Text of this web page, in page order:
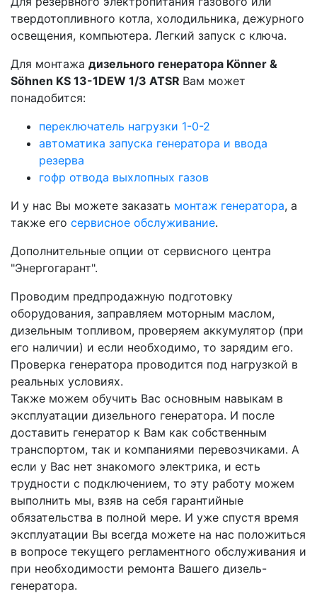
твердотопливного котла, холодильника, дежурного
освещения, компьютера. Легкий запуск с ключа.
Для монтажа дизельного генератора Könner &
Söhnen KS 13-1DEW 1/3 ATSR Вам может
понадобится:
переключатель нагрузки 1-0-2
автоматика запуска генератора и ввода
резерва
гофр отвода выхлопных газов
И у нас Вы можете заказать монтаж генератора, а
также его сервисное обслуживание.
Дополнительные опции от сервисного центра
"Энергогарант".
Проводим предпродажную подготовку
оборудования, заправляем моторным маслом,
дизельным топливом, проверяем аккумулятор (при
его наличии) и если необходимо, то зарядим его.
Проверка генератора проводится под нагрузкой в
реальных условиях.
Также можем обучить Вас основным навыкам в
эксплуатации дизельного генератора. И после
доставить генератор к Вам как собственным
транспортом, так и компаниями перевозчиками. А
если у Вас нет знакомого электрика, и есть
трудности с подключением, то эту работу можем
выполнить мы, взяв на себя гарантийные
обязательства в полной мере. И уже спустя время
эксплуатации Вы всегда можете на нас положиться
в вопросе текущего регламентного обслуживания и
при необходимости ремонта Вашего дизель-
генератора.